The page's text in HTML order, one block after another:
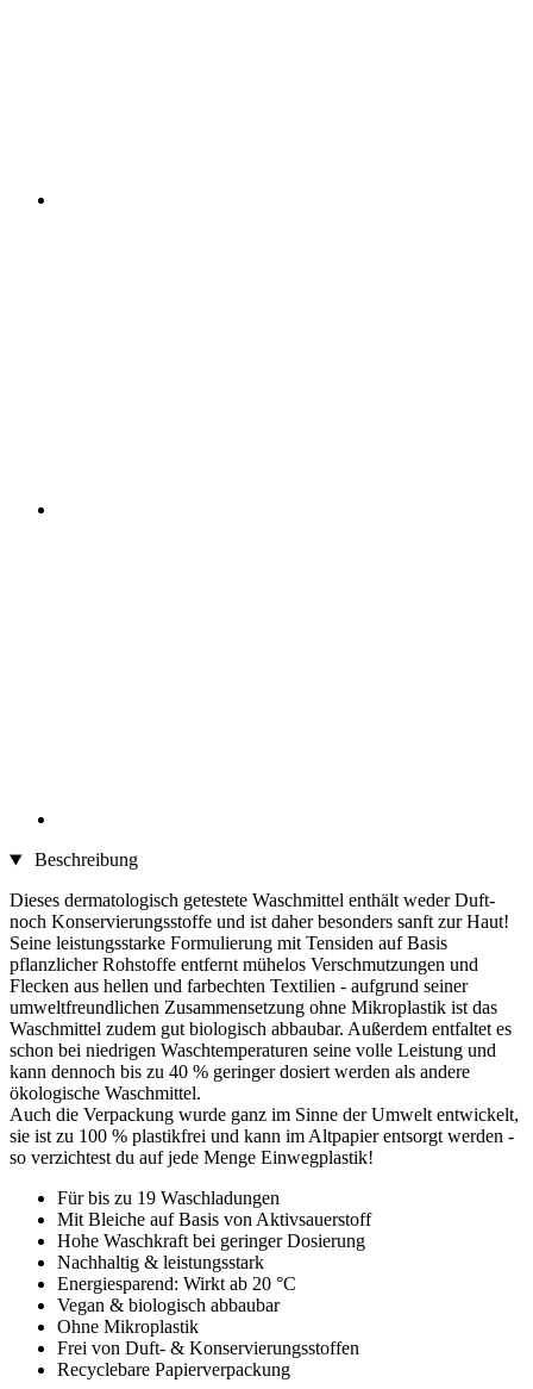
Beschreibung
Dieses dermatologisch getestete Waschmittel enthält weder Duft-
noch Konservierungsstoffe und ist daher besonders sanft zur Haut!
Seine leistungsstarke Formulierung mit Tensiden auf Basis
pflanzlicher Rohstoffe entfernt mühelos Verschmutzungen und
Flecken aus hellen und farbechten Textilien - aufgrund seiner
umweltfreundlichen Zusammensetzung ohne Mikroplastik ist das
Waschmittel zudem gut biologisch abbaubar. Außerdem entfaltet es
schon bei niedrigen Waschtemperaturen seine volle Leistung und
kann dennoch bis zu 40 % geringer dosiert werden als andere
ökologische Waschmittel.
Auch die Verpackung wurde ganz im Sinne der Umwelt entwickelt,
sie ist zu 100 % plastikfrei und kann im Altpapier entsorgt werden -
so verzichtest du auf jede Menge Einwegplastik!
Für bis zu 19 Waschladungen
Mit Bleiche auf Basis von Aktivsauerstoff
Hohe Waschkraft bei geringer Dosierung
Nachhaltig & leistungsstark
Energiesparend: Wirkt ab 20 °C
Vegan & biologisch abbaubar
Ohne Mikroplastik
Frei von Duft- & Konservierungsstoffen
Recyclebare Papierverpackung